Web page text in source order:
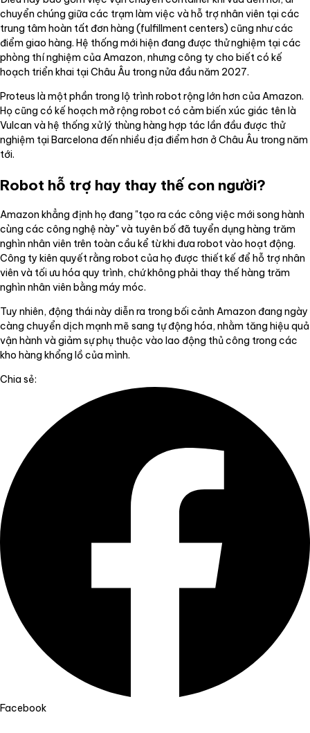
chuyển chúng giữa các trạm làm việc và hỗ trợ nhân viên tại các
trung tâm hoàn tất đơn hàng (fulfillment centers) cũng như các
điểm giao hàng. Hệ thống mới hiện đang được thử nghiệm tại các
phòng thí nghiệm của Amazon, nhưng công ty cho biết có kế
hoạch triển khai tại Châu Âu trong nửa đầu năm 2027.
Proteus là một phần trong lộ trình robot rộng lớn hơn của Amazon.
Họ cũng có kế hoạch mở rộng robot có cảm biến xúc giác tên là
Vulcan và hệ thống xử lý thùng hàng hợp tác lần đầu được thử
nghiệm tại Barcelona đến nhiều địa điểm hơn ở Châu Âu trong năm
tới.
Robot hỗ trợ hay thay thế con người?
Amazon khẳng định họ đang "tạo ra các công việc mới song hành
cùng các công nghệ này" và tuyên bố đã tuyển dụng hàng trăm
nghìn nhân viên trên toàn cầu kể từ khi đưa robot vào hoạt động.
Công ty kiên quyết rằng robot của họ được thiết kế để hỗ trợ nhân
viên và tối ưu hóa quy trình, chứ không phải thay thế hàng trăm
nghìn nhân viên bằng máy móc.
Tuy nhiên, động thái này diễn ra trong bối cảnh Amazon đang ngày
càng chuyển dịch mạnh mẽ sang tự động hóa, nhằm tăng hiệu quả
vận hành và giảm sự phụ thuộc vào lao động thủ công trong các
kho hàng khổng lồ của mình.
Chia sẻ:
Facebook